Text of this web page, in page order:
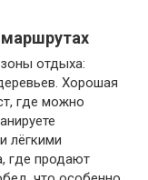
отдыха:
Хорошая
где можно
лёгкими
где продают